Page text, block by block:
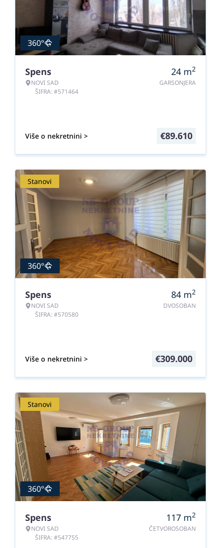
360°
Spens
NOVI SAD
ŠIFRA: #571464
24 m2
GARSONJERA
Više o nekretnini > €89.610
Stanovi
360°
Spens
NOVI SAD
ŠIFRA: #570580
84 m2
DVOSOBAN
Više o nekretnini > €309.000
Stanovi
360°
Spens
NOVI SAD
ŠIFRA: #547755
117 m2
ČETVOROSOBAN